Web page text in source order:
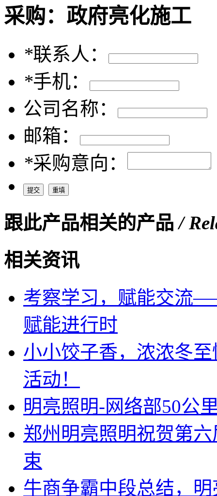
采购： 政府亮化施工
*联系人：
*手机：
公司名称：
邮箱：
*采购意向：
跟此产品相关的产品/
相关资讯
考察学习，赋能交流
赋能进行时
小小饺子香，浓浓冬
活动！
明亮照明-网络部50公
郑州明亮照明祝贺第
束
牛商争霸中段总结，